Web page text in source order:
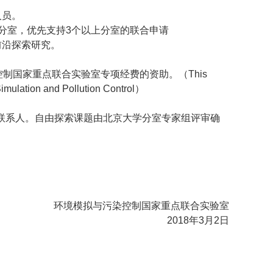
。
室，优先支持3个以上分室的联合申请
探索研究。
国家重点联合实验室专项经费的资助。（This
and Pollution Control ）
人。自由探索课题由北京大学分室专家组评审确
环境模拟与污染控制国家重点联合实验室
2018年3月 2 日